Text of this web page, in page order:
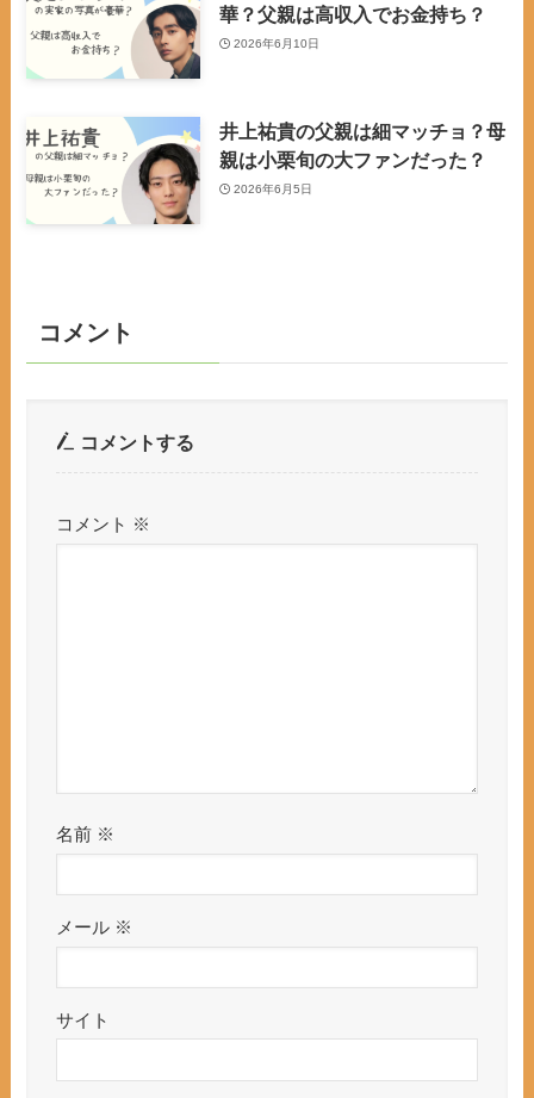
華？父親は高収入でお金持ち？
2026年6月10日
井上祐貴の父親は細マッチョ？母
親は小栗旬の大ファンだった？
2026年6月5日
コメント
コメントする
コメント ※
名前 ※
メール ※
サイト